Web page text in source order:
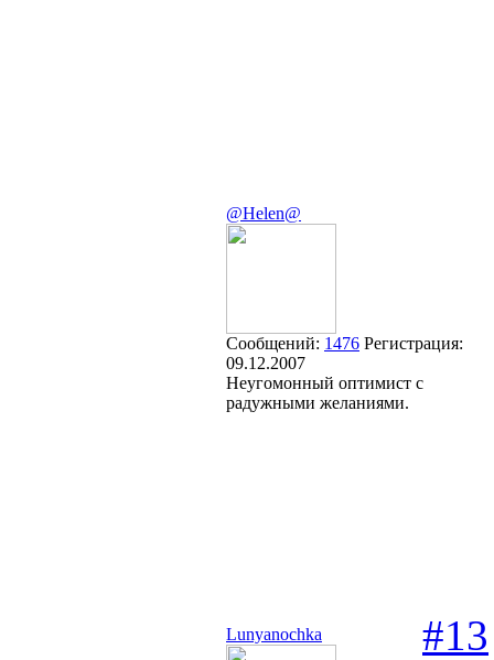
@Helen@
Сообщений: 1476 Регистрация:
09.12.2007
Неугомонный оптимист с
радужными желаниями.
Lunyanochka
#13